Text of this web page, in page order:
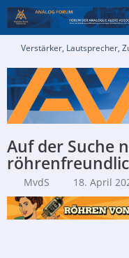
Verstärker, Lautsprecher,
Auf der Suche
MvdS 18. April